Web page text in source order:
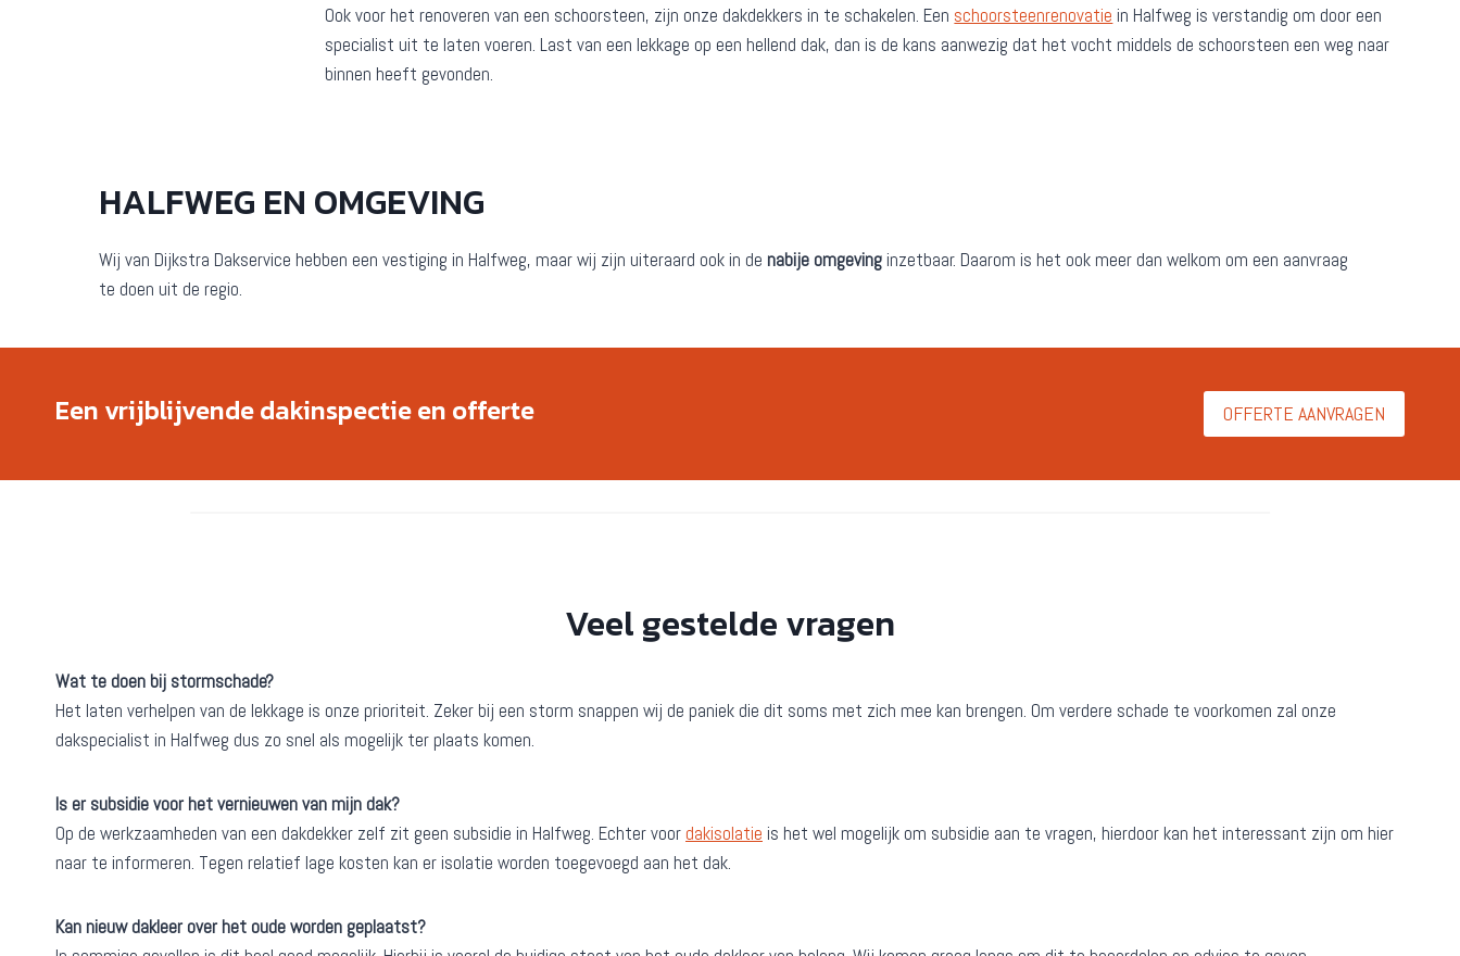
Ook voor het renoveren van een schoorsteen, zijn onze dakdekkers in te schakelen. Een schoorsteenrenovatie in Halfweg is verstandig om door een
specialist uit te laten voeren. Last van een lekkage op een hellend dak, dan is de kans aanwezig dat het vocht middels de schoorsteen een weg naar
binnen heeft gevonden.
HALFWEG EN OMGEVING
Wij van Dijkstra Dakservice hebben een vestiging in Halfweg, maar wij zijn uiteraard ook in de nabije omgeving inzetbaar. Daarom is het ook meer dan welkom om een aanvraag
te doen uit de regio.
Een vrijblijvende dakinspectie en offerte OFFERTE AANVRAGEN
Veel gestelde vragen
Wat te doen bij stormschade?
Het laten verhelpen van de lekkage is onze prioriteit. Zeker bij een storm snappen wij de paniek die dit soms met zich mee kan brengen. Om verdere schade te voorkomen zal onze
dakspecialist in Halfweg dus zo snel als mogelijk ter plaats komen.
Is er subsidie voor het vernieuwen van mijn dak?
Op de werkzaamheden van een dakdekker zelf zit geen subsidie in Halfweg. Echter voor dakisolatie is het wel mogelijk om subsidie aan te vragen, hierdoor kan het interessant zijn om hier
naar te informeren. Tegen relatief lage kosten kan er isolatie worden toegevoegd aan het dak.
Kan nieuw dakleer over het oude worden geplaatst?